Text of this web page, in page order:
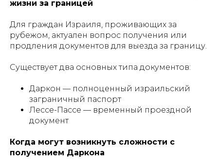
жизни за границей
Для граждан Израиля, проживающих за
рубежом, актуален вопрос получения или
продления документов для выезда за границу.
Существует два основных типа документов:
Даркон — полноценный израильский
заграничный паспорт
Лессе-Пассе — временный проездной
документ
Когда могут возникнуть сложности с
получением Даркона